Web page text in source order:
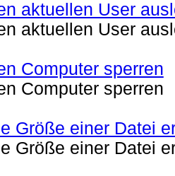
aktuellen User
aktuellen User
Computer sperren
Computer sperren
Größe einer Datei
Größe einer Datei